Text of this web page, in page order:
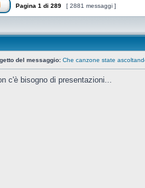
Pagina 1 di 289 [ 2881 messaggi ]
del messaggio: Che canzone state
c'è bisogno di presentazioni...